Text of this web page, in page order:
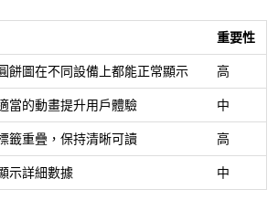
重要性
餅圖在不同設備上都能正常顯示 高
當的動畫提升用戶體驗 中
籤重疊，保持清晰可讀 高
示詳細數據 中